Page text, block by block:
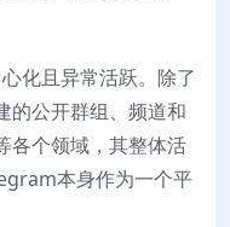
化且异常活跃。除了
的公开群组、频道和
各个领域，其整体活
本身作为一个平